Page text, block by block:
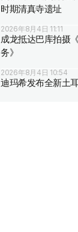
时期清真寺遗址
2026年8月4日 11:11
成龙抵达巴库拍摄
务》
2026年8月4日 10:54
迪玛希发布全新土